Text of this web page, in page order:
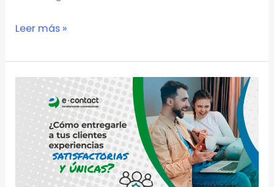
Leer más »
Cómo
Entregar
Clientes
Experiencias